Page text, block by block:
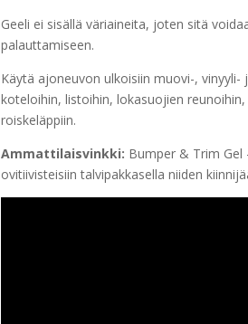
Geeli ei sisällä väriaineita, joten sitä
palauttamiseen.
Käytä ajoneuvon ulkoisiin muovi-,
koteloihin, listoihin, lokasuojien
roiskeläppiin.
Ammattilaisvinkki: Bumper & Trim Gel
ovitiivisteisiin talvipakkasella niiden